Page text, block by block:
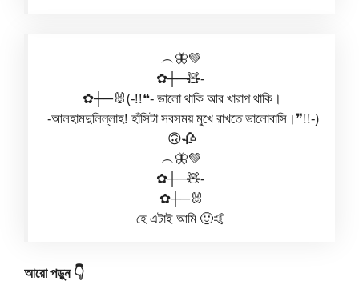
︵🦋💚
✿┼─🧸-
✿┼─🐰(-!!❝- ভালো থাকি আর খারাপ থাকি।
-আলহামদুলিল্লাহ! হাঁসিটা সবসময় মুখে রাখতে ভালোবাসি।❞!!-)
🙃🥀
︵🦋💚
✿┼─🧸-
✿┼─🐰
হে এটাই আমি 🙂🤙
আরো পড়ুন 👇